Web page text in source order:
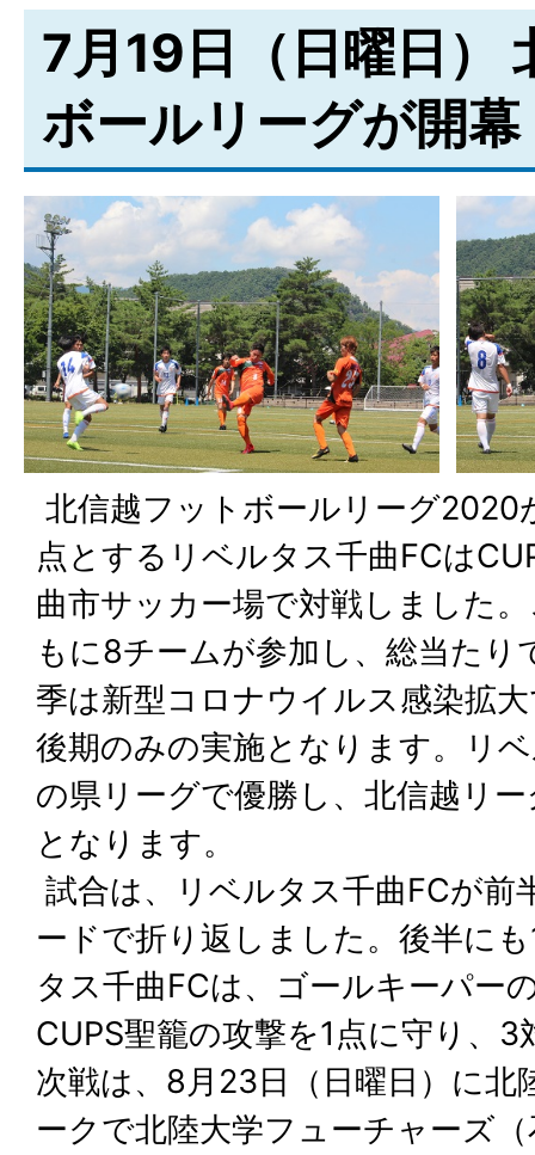
7月19日（日曜日）
ボールリーグが開幕
北信越フットボールリーグ2020
点とするリベルタス千曲FCは
曲市サッカー場で対戦しました
もに8チームが参加し、総当たり
季は新型コロナウイルス感染拡
後期のみの実施となります。リ
の県リーグで優勝し、北信越リ
となります。
試合は、リベルタス千曲FCが前
ードで折り返しました。後半に
タス千曲FCは、ゴールキーパー
CUPS聖籠の攻撃を1点に守り、
次戦は、8月23日（日曜日）に北
ークで北陸大学フューチャーズ